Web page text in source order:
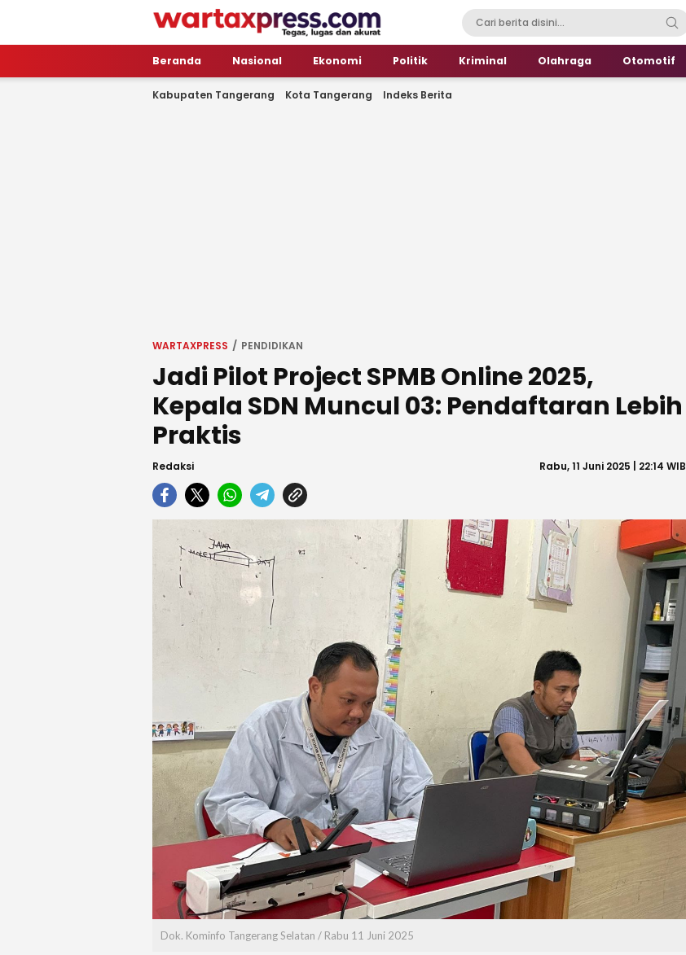
WartaXpress
Tegas, Lugas dan Akurat
Beranda Nasional Ekonomi Politik Kriminal Olahraga Otomotif
Kabupaten Tangerang Kota Tangerang Indeks Berita
WARTAXPRESS PENDIDIKAN
Jadi Pilot Project SPMB Online 2025,
Kepala SDN Muncul 03: Pendaftaran Lebih
Praktis
Redaksi Rabu, 11 Juni 2025 | 22:14 WIB
Dok. Kominfo Tangerang Selatan / Rabu 11 Juni 2025